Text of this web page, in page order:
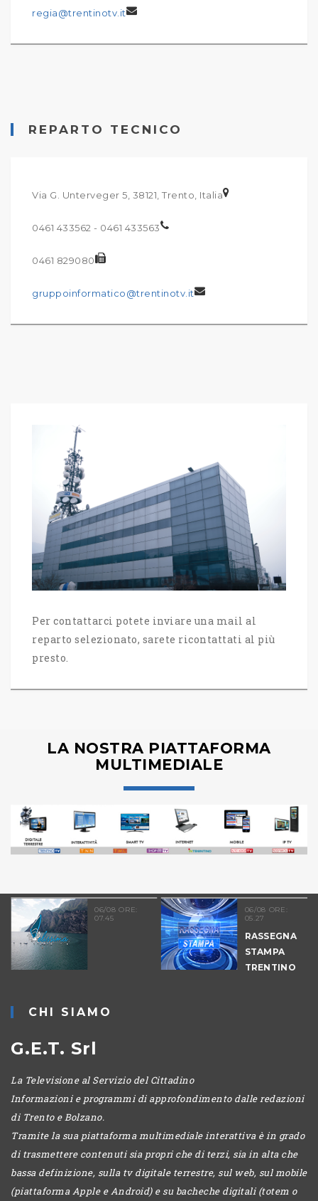
regia@trentinotv.it
REPARTO TECNICO
Via G. Unterveger 5, 38121, Trento, Italia
0461 433562 - 0461 433563
0461 829080
gruppoinformatico@trentinotv.it
Per contattarci potete inviare una mail al
reparto selezionato, sarete ricontattati al più
presto.
LA NOSTRA PIATTAFORMA
MULTIMEDIALE
06/08 ORE:
07.45
06/08 ORE:
05.27
RASSEGNA
STAMPA
TRENTINO
CHI SIAMO
G.E.T. Srl
La Televisione al Servizio del Cittadino
Informazioni e programmi di approfondimento dalle redazioni
di Trento e Bolzano.
Tramite la sua piattaforma multimediale interattiva è in grado
di trasmettere contenuti sia propri che di terzi, sia in alta che
bassa definizione, sulla tv digitale terrestre, sul web, sul mobile
(piattaforma Apple e Android) e su bacheche digitali (totem o